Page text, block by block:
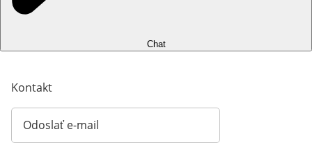
Chat
Kontakt
Odoslať e-mail
Otvorí e-mailového klienta